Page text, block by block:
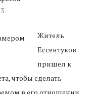
Житель
Ессентуков
пришел к
чтобы сделать